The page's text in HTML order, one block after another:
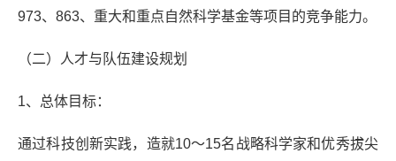
973、863、重大和重点自然科学基金等项目的竞争能力。
（二）人才与队伍建设规划
1、总体目标：
通过科技创新实践，造就10～15名战略科学家和优秀拔尖